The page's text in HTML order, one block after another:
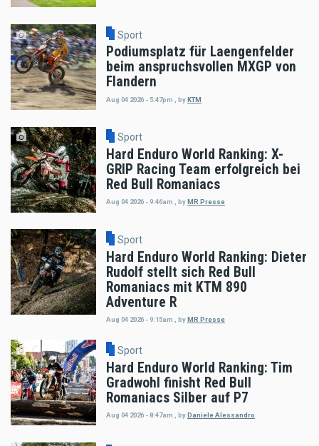
Sport
Podiumsplatz für Laengenfelder
beim anspruchsvollen MXGP von
Flandern
Aug 04 2026 - 5:47pm byKTM
Sport
Hard Enduro World Ranking: X-
GRIP Racing Team erfolgreich bei
Red Bull Romaniacs
Aug 04 2026 - 9:46am , by MR Presse
Sport
Hard Enduro World Ranking: Dieter
Rudolf stellt sich Red Bull
Romaniacs mit KTM 890
Adventure R
Aug 04 2026 - 9:15am byMR Presse
Sport
Hard Enduro World Ranking: Tim
Gradwohl finisht Red Bull
Romaniacs Silber auf P7
Aug 04 2026 - 8:47am byDaniele Alessandro